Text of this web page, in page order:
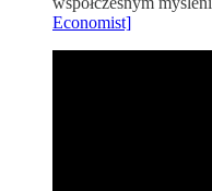
Economist]